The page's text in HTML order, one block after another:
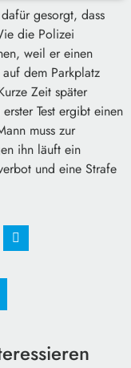
gesorgt, dass
die Polizei
weil er einen
dem Parkplatz
Zeit später
Test ergibt einen
muss zur
ihn läuft ein
und eine Strafe